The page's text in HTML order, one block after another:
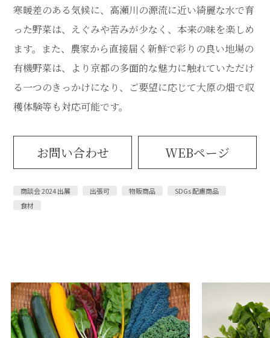
寒暖差のある気候に、高瀬川の源流に近い綺麗な水で育
った野菜は、えぐみや苦みが少なく、本来の味を楽しめ
ます。また、農家から直接届く新鮮で彩りの良い地場の
有機野菜は、より京都の多面的な魅力に触れていただけ
る一つのきっかけになり、ご要望に応じて大原の畑で収
穫体験等も対応可能です。
お問い合わせ WEBページ
商談会 2024 出展 出張可 物販商品
SDGs 配慮商品
食材